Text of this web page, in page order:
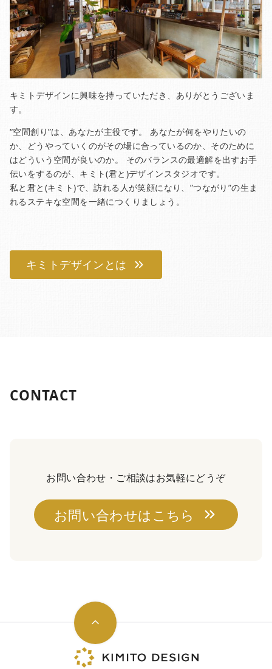
キミトデザインに興味を持っていただき、ありがとうございま
す。
“空間創り”は、あなたが主役です。 あなたが何をやりたいの
か、どうやっていくのがその場に合っているのか、そのために
はどういう空間が良いのか。 そのバランスの最適解を出すお手
伝いをするのが、キミト(君と)デザインスタジオです。
私と君と(キミト)で、訪れる人が笑顔になり、”つながり”の生ま
れるステキな空間を一緒につくりましょう。
キミトデザインとは
CONTACT
お問い合わせ・ご相談はお気軽にどうぞ
お問い合わせはこちら